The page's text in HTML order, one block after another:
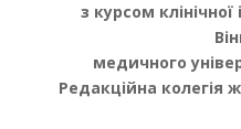
з курсом клінічної
медичного
Редакційна колегія